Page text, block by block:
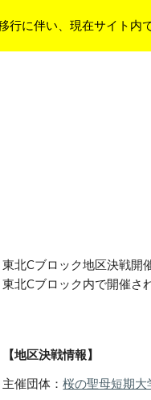
Skip to
行に伴い、現在サイト内
東北Cブロック地区決戦開
東北Cブロック内で開催さ
【地区決戦情報】
主催団体：桜の聖母短期大